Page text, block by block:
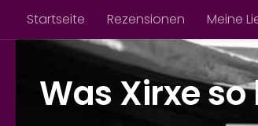
Zum Inhalt springen
Startseite Rezensionen Meine
Was Xirxe so